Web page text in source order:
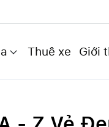
Thuê xe Giới